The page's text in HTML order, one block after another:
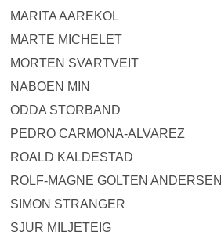
MARITA AAREKOL
MARTE MICHELET
MORTEN SVARTVEIT
NABOEN MIN
ODDA STORBAND
PEDRO CARMONA-ALVAREZ
ROALD KALDESTAD
ROLF-MAGNE GOLTEN ANDERSEN
SIMON STRANGER
SJUR MILJETEIG